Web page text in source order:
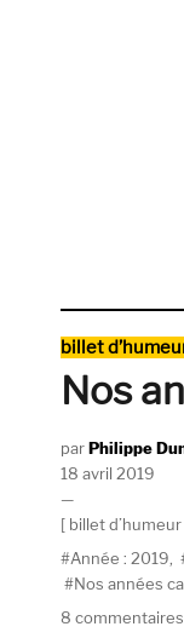
billet
Nos
AuteurPhilippe
Publié
le
18 avril 2019
Catégories
billet d’humeur
Étiquettes
Année : 2019
Nos années
8 commentaires